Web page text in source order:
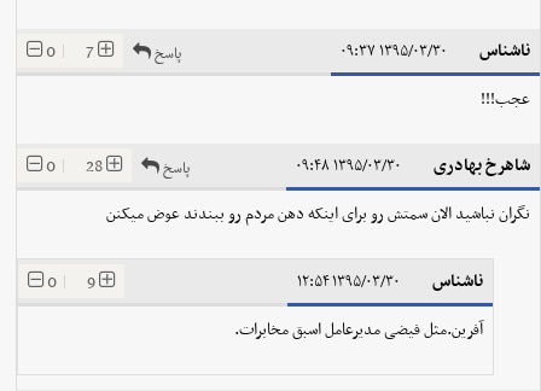
ناشناس ۱۳۹۵/۰۳/۳۰ ۰۹:۳۷ 7
|
0 پاسخ
عجب!!!
شاهرخ بهادری ۱۳۹۵/۰۳/۳۰ ۰۹:۴۸ 28
|
0 پاسخ
نگران نباشید الان سمتش رو برای اینکه دهن مردم رو ببندند عوض میکنن
ناشناس ۱۳۹۵/۰۳/۳۰ ۱۲:۵۴ 9
|
0
آفرین.مثل فیضی مدیرعامل اسبق مخابرات.